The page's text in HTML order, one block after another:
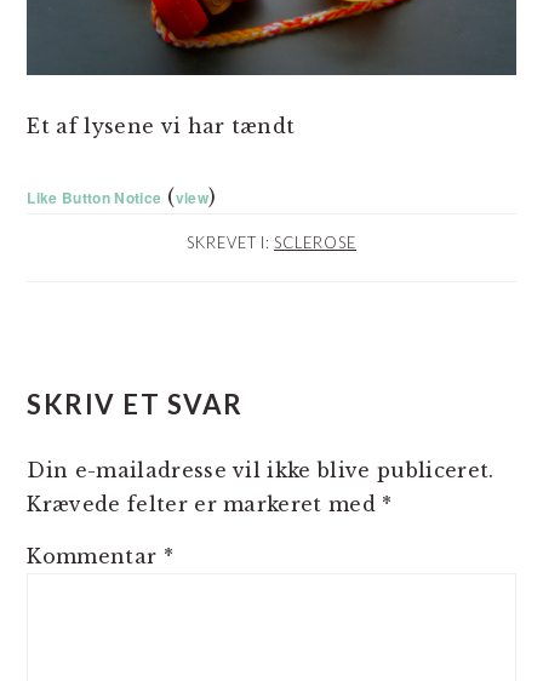
Et af lysene vi har tændt
Like Button Notice (view)
SKREVET I: SCLEROSE
SKRIV ET SVAR
Din e-mailadresse vil ikke blive publiceret.
Krævede felter er markeret med *
Kommentar *